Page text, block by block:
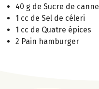
40 g de Sucre de canne
1 cc de Sel de céleri
1 cc de Quatre épices
2 Pain hamburger